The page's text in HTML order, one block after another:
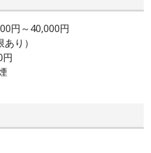
円～40,000円
り）
円